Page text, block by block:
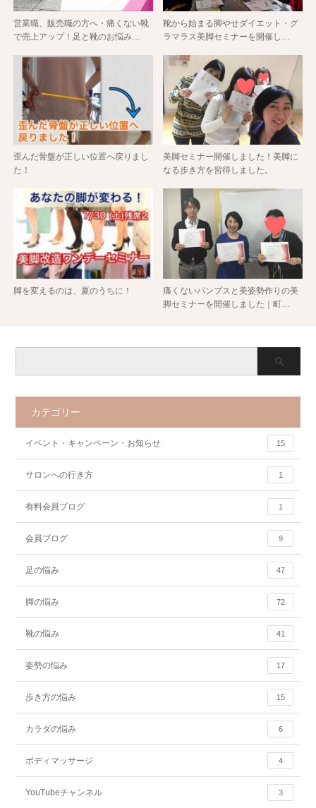
営業職、販売職の方へ・痛くない靴
で売上アップ！足と靴のお悩み…
靴から始まる脚やせダイエット・グ
ラマラス美脚セミナーを開催し…
歪んだ骨盤が正しい位置へ戻りまし
た！
美脚セミナー開催しました！美脚に
なる歩き方を習得しました。
脚を変えるのは、夏のうちに！
痛くないパンプスと美姿勢作りの美
脚セミナーを開催しました｜町…
カテゴリー
イベント・キャンペーン・お知らせ 15
サロンへの行き方 1
有料会員ブログ 1
会員ブログ 9
足の悩み 47
脚の悩み 72
靴の悩み 41
姿勢の悩み 17
歩き方の悩み 15
カラダの悩み 6
ボディマッサージ 4
YouTubeチャンネル 3